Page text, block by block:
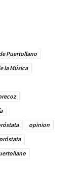
Puertollano
la Música
opinion